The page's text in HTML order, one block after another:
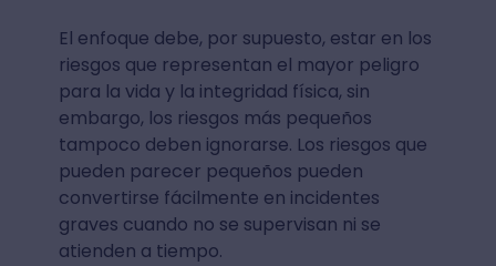
El enfoque debe, por supuesto, estar en los
riesgos que representan el mayor peligro
para la vida y la integridad física, sin
embargo, los riesgos más pequeños
tampoco deben ignorarse. Los riesgos que
pueden parecer pequeños pueden
convertirse fácilmente en incidentes
graves cuando no se supervisan ni se
atienden a tiempo.